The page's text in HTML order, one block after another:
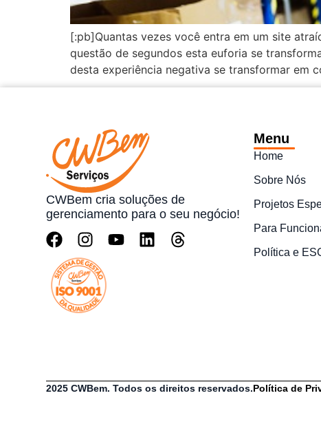
[:pb]Quantas vezes você entra em um site
questão de segundos esta euforia se
desta experiência negativa se transformar em
CWBem cria soluções de
gerenciamento para o seu negócio!
Menu
Home
Sobre Nós
Projetos
Para
Política e
2025 CWBem. Todos os direitos reservados.Política de